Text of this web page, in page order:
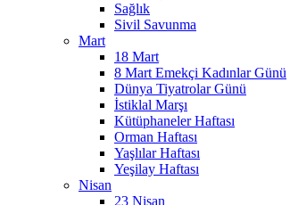
Sağlık
Sivil Savunma
Mart
18 Mart
8 Mart Emekçi Kadınlar Günü
Dünya Tiyatrolar Günü
İstiklal Marşı
Kütüphaneler Haftası
Orman Haftası
Yaşlılar Haftası
Yeşilay Haftası
Nisan
23 Nisan